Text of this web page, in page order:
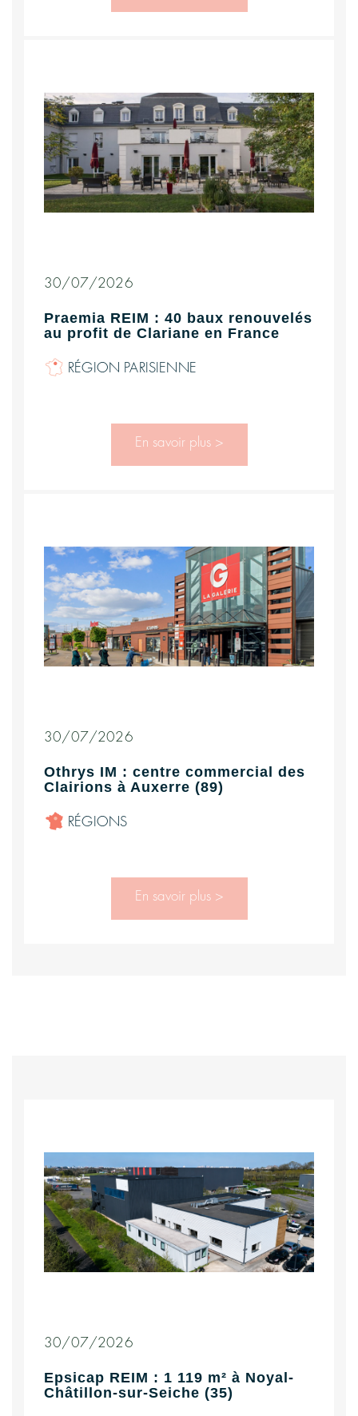
30/07/2026
Praemia REIM : 40 baux renouvelés
au profit de Clariane en France
RÉGION PARISIENNE
En savoir plus >
30/07/2026
Othrys IM : centre commercial des
Clairions à Auxerre (89)
RÉGIONS
En savoir plus >
30/07/2026
Epsicap REIM : 1 119 m² à Noyal-
Châtillon-sur-Seiche (35)